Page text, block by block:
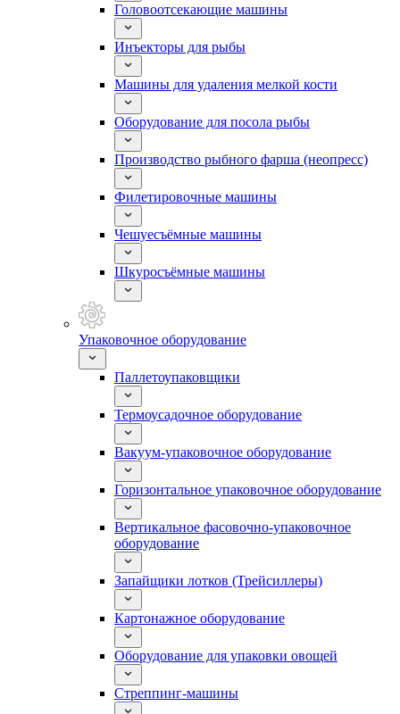
Головоотсекающие машины
Инъекторы для рыбы
Машины для удаления мелкой кости
Оборудование для посола рыбы
Производство рыбного фарша (неопресс)
Филетировочные машины
Чешуесъёмные машины
Шкуросъёмные машины
Упаковочное оборудование
Паллетоупаковщики
Термоусадочное оборудование
Вакуум-упаковочное оборудование
Горизонтальное упаковочное оборудование
Вертикальное фасовочно-упаковочное
оборудование
Запайщики лотков (Трейсиллеры)
Картонажное оборудование
Оборудование для упаковки овощей
Стреппинг-машины